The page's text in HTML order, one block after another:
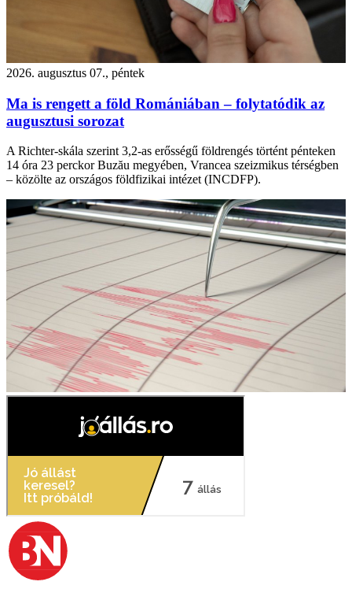
2026. augusztus 07., péntek
Ma is rengett a föld Romániában – folytatódik az
augusztusi sorozat
A Richter-skála szerint 3,2-as erősségű földrengés történt pénteken
14 óra 23 perckor Buzău megyében, Vrancea szeizmikus térségben
– közölte az országos földfizikai intézet (INCDFP).